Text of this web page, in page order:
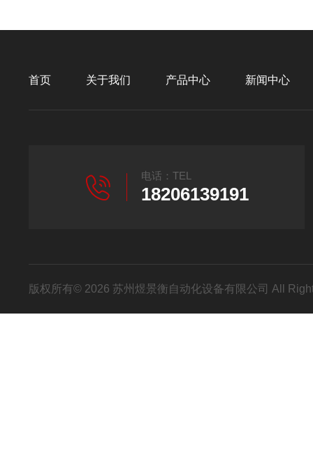
首页 关于我们 产品中心 新闻中心
电话：TEL
18206139191
版权所有© 2026 苏州煜景衡自动化设备有限公司 All